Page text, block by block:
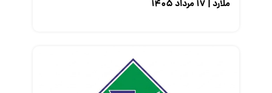
ملارد | ۱۷ مرداد ۱۴۰۵